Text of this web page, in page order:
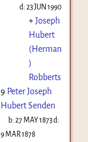
d: 23 JUN 1990
+Joseph
Hubert
(Herman
)
Robberts
9 Peter Joseph
Hubert Senden
b:27 MAY 1873d:
9 MAR 1878